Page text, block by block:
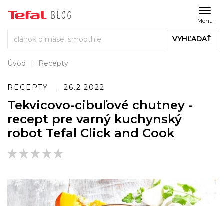
Menu
VYHĽADAŤ
Úvod Recepty
RECEPTY 26.2.2022
Tekvicovo-cibuľové chutney -
recept pre varný kuchynský
robot Tefal Click and Cook